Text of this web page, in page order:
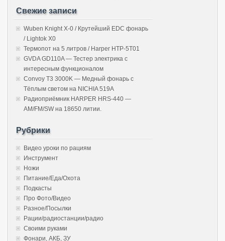
Свежие записи
Wuben Knight X-0 / Крутейший EDC фонарь
/ Lightok X0
Термопот на 5 литров / Harper HTP-5T01
GVDA GD110A — Тестер электрика с
интересным функционалом
Convoy T3 3000K — Медный фонарь с
Тёплым светом на NICHIA 519A
Радиоприёмник HARPER HRS-440 —
AM/FM/SW на 18650 литии.
Рубрики
Видео уроки по рациям
Инструмент
Ножи
Питание/Еда/Охота
Подкасты
Про Фото/Видео
Разное/Посылки
Рации/радиостанции/радио
Своими руками
Фонари, АКБ, ЗУ